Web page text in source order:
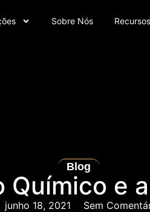
Sobre Nós Recursos
Blog
Químico e
junho 18, 2021 Sem